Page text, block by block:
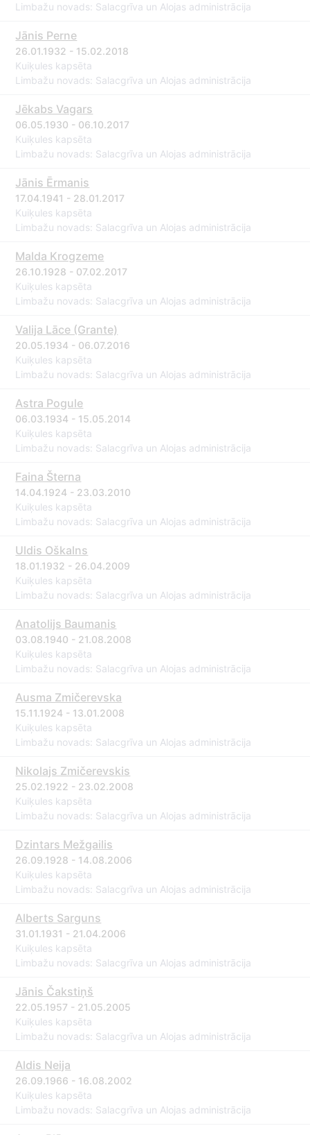
Limbažu novads: Salacgrīva un Alojas administrācija
Jānis Perne
26.01.1932 - 15.02.2018
Kuiķules kapsēta
Limbažu novads: Salacgrīva un Alojas administrācija
Jēkabs Vagars
06.05.1930 - 06.10.2017
Kuiķules kapsēta
Limbažu novads: Salacgrīva un Alojas administrācija
Jānis Ērmanis
17.04.1941 - 28.01.2017
Kuiķules kapsēta
Limbažu novads: Salacgrīva un Alojas administrācija
Malda Krogzeme
26.10.1928 - 07.02.2017
Kuiķules kapsēta
Limbažu novads: Salacgrīva un Alojas administrācija
Valija Lāce (Grante)
20.05.1934 - 06.07.2016
Kuiķules kapsēta
Limbažu novads: Salacgrīva un Alojas administrācija
Astra Pogule
06.03.1934 - 15.05.2014
Kuiķules kapsēta
Limbažu novads: Salacgrīva un Alojas administrācija
Faina Šterna
14.04.1924 - 23.03.2010
Kuiķules kapsēta
Limbažu novads: Salacgrīva un Alojas administrācija
Uldis Oškalns
18.01.1932 - 26.04.2009
Kuiķules kapsēta
Limbažu novads: Salacgrīva un Alojas administrācija
Anatolijs Baumanis
03.08.1940 - 21.08.2008
Kuiķules kapsēta
Limbažu novads: Salacgrīva un Alojas administrācija
Ausma Zmičerevska
15.11.1924 - 13.01.2008
Kuiķules kapsēta
Limbažu novads: Salacgrīva un Alojas administrācija
Nikolajs Zmičerevskis
25.02.1922 - 23.02.2008
Kuiķules kapsēta
Limbažu novads: Salacgrīva un Alojas administrācija
Dzintars Mežgailis
26.09.1928 - 14.08.2006
Kuiķules kapsēta
Limbažu novads: Salacgrīva un Alojas administrācija
Alberts Sarguns
31.01.1931 - 21.04.2006
Kuiķules kapsēta
Limbažu novads: Salacgrīva un Alojas administrācija
Jānis Čakstiņš
22.05.1957 - 21.05.2005
Kuiķules kapsēta
Limbažu novads: Salacgrīva un Alojas administrācija
Aldis Neija
26.09.1966 - 16.08.2002
Kuiķules kapsēta
Limbažu novads: Salacgrīva un Alojas administrācija